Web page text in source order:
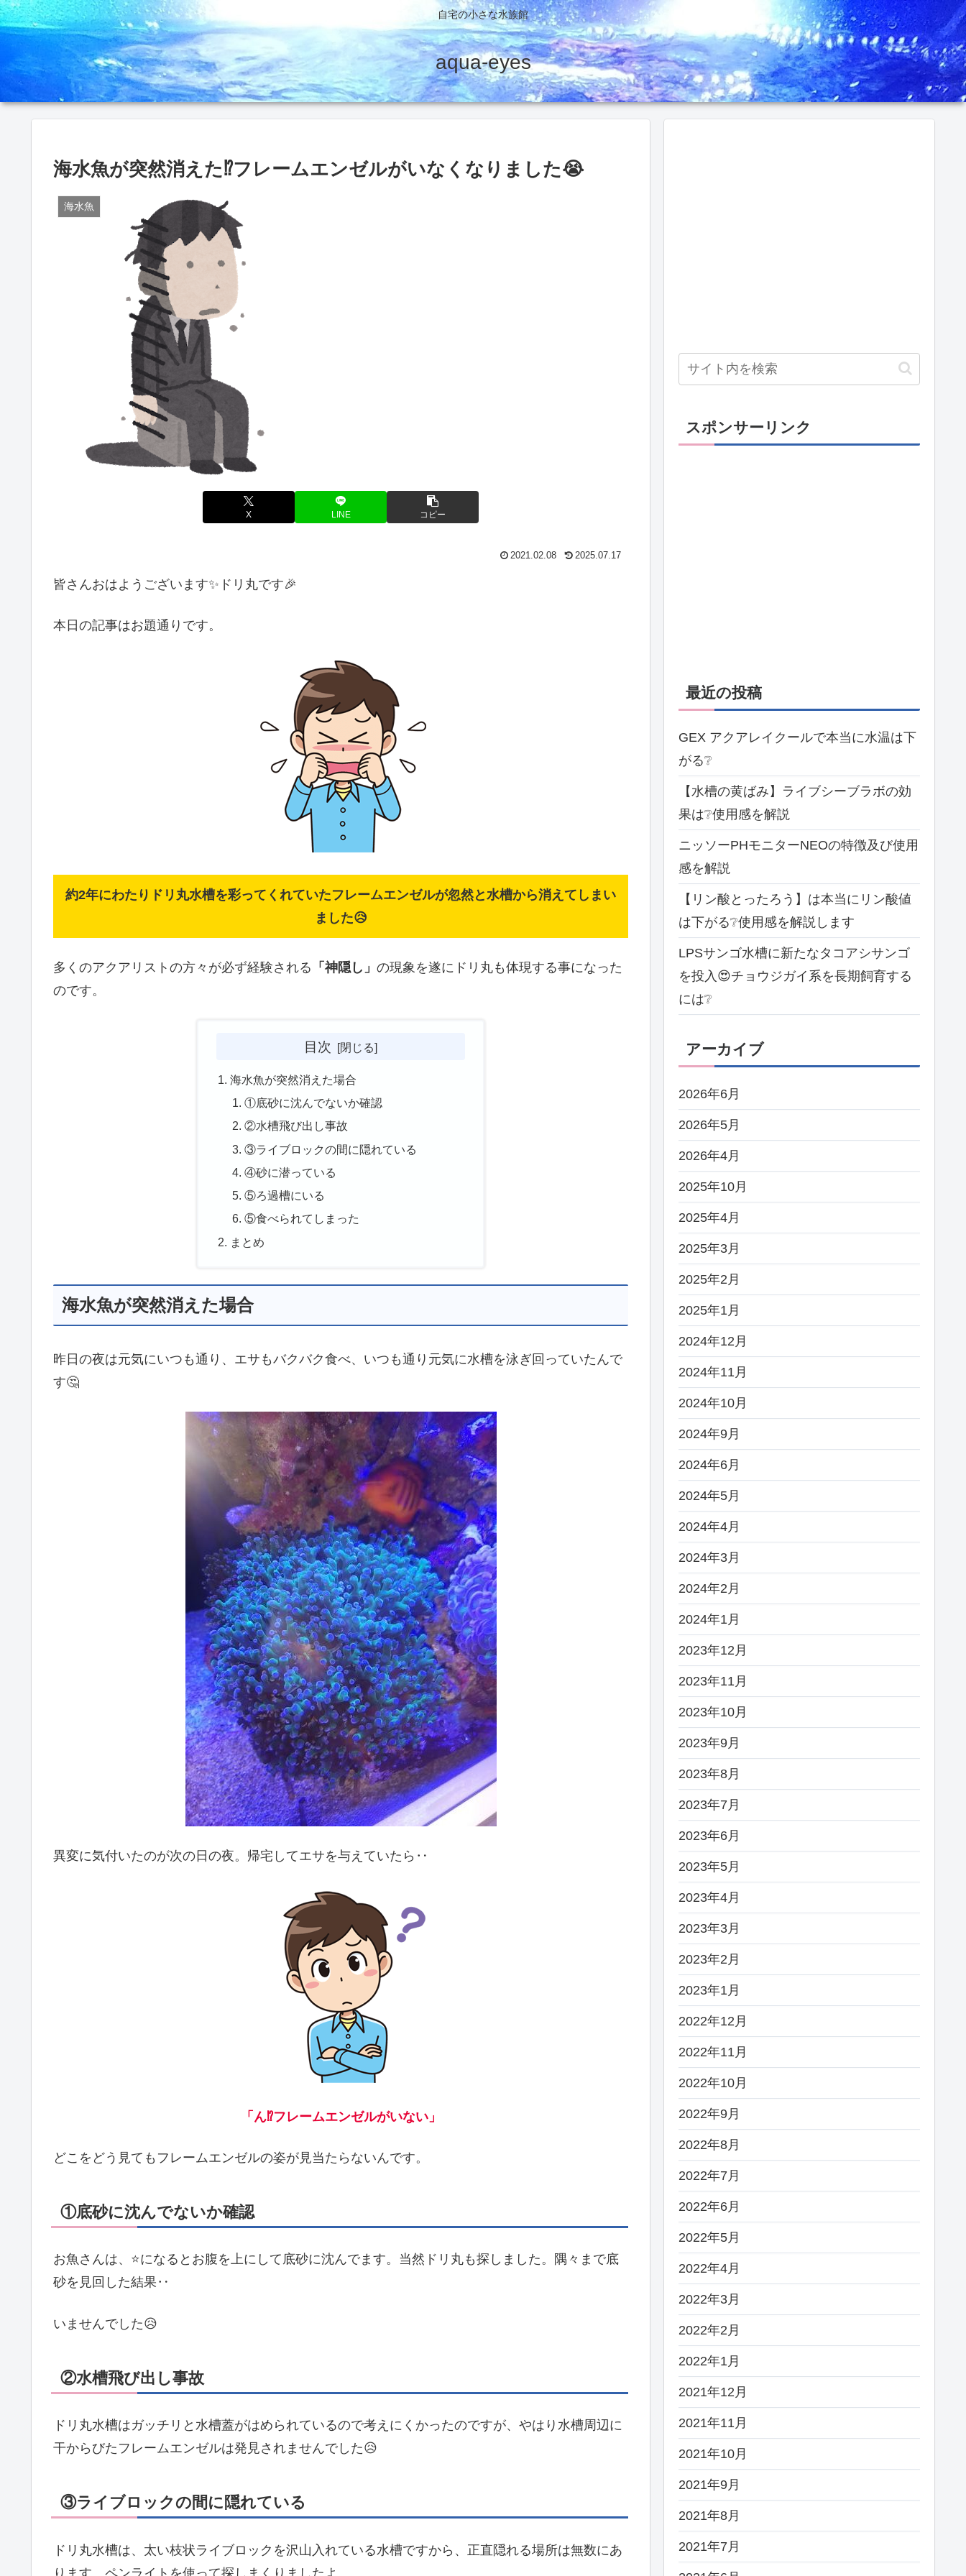
自宅の小さな水族館
aqua-eyes
海水魚が突然消えた⁉️フレームエンゼルがいなくなりました😭
海水魚
X LINE コピー
2021.02.08 2025.07.17
皆さんおはようございます✨ドリ丸です🎉
本日の記事はお題通りです。
約2年にわたりドリ丸水槽を彩ってくれていたフレームエンゼルが忽然と水槽から消えてしまい
ました😥
多くのアクアリストの方々が必ず経験される 「神隠し」 の現象を遂にドリ丸も体現する事になった
のです。
目次
海水魚が突然消えた場合
①底砂に沈んでないか確認
②水槽飛び出し事故
③ライブロックの間に隠れている
④砂に潜っている
⑤ろ過槽にいる
⑤食べられてしまった
まとめ
海水魚が突然消えた場合
昨日の夜は元気にいつも通り、エサもバクバク食べ、いつも通り元気に水槽を泳ぎ回っていたんで
す🤔
異変に気付いたのが次の日の夜。帰宅してエサを与えていたら‥
「ん⁉️フレームエンゼルがいない」
どこをどう見てもフレームエンゼルの姿が見当たらないんです。
①底砂に沈んでないか確認
お魚さんは、⭐になるとお腹を上にして底砂に沈んでます。当然ドリ丸も探しました。隅々まで底
砂を見回した結果‥
いませんでした😥
②水槽飛び出し事故
ドリ丸水槽はガッチリと水槽蓋がはめられているので考えにくかったのですが、やはり水槽周辺に
干からびたフレームエンゼルは発見されませんでした😥
③ライブロックの間に隠れている
ドリ丸水槽は、太い枝状ライブロックを沢山入れている水槽ですから、正直隠れる場所は無数にあ
スポンサーリンク
最近の投稿
GEX アクアレイクールで本当に水温は下
がる❔
【水槽の黄ばみ】ライブシーブラボの効
果は❔使用感を解説
ニッソーPHモニターNEOの特徴及び使用
感を解説
【リン酸とったろう】は本当にリン酸値
は下がる❔使用感を解説します
LPSサンゴ水槽に新たなタコアシサンゴ
を投入😍チョウジガイ系を長期飼育する
には❔
アーカイブ
2026年6月
2026年5月
2026年4月
2025年10月
2025年4月
2025年3月
2025年2月
2025年1月
2024年12月
2024年11月
2024年10月
2024年9月
2024年6月
2024年5月
2024年4月
2024年3月
2024年2月
2024年1月
2023年12月
2023年11月
2023年10月
2023年9月
2023年8月
2023年7月
2023年6月
2023年5月
2023年4月
2023年3月
2023年2月
2023年1月
2022年12月
2022年11月
2022年10月
2022年9月
2022年8月
2022年7月
2022年6月
2022年5月
2022年4月
2022年3月
2022年2月
2022年1月
2021年12月
2021年11月
2021年10月
2021年9月
2021年8月
2021年7月